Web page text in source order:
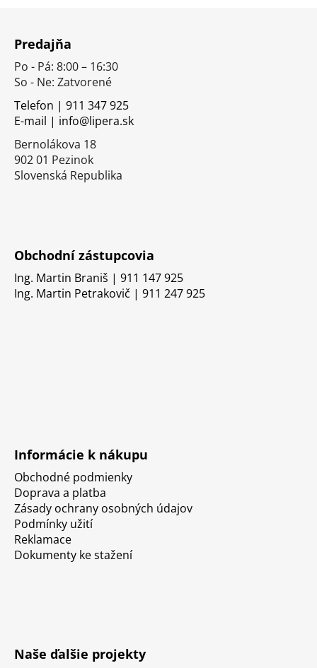
Predajňa
Po - Pá: 8:00 – 16:30
So - Ne: Zatvorené
Telefon | 911 347 925
E-mail | info@lipera.sk
Bernolákova 18
902 01 Pezinok
Slovenská Republika
Obchodní zástupcovia
Ing. Martin Braniš | 911 147 925
Ing. Martin Petrakovič | 911 247 925
Informácie k nákupu
Obchodné podmienky
Doprava a platba
Zásady ochrany osobných údajov
Podmínky užití
Reklamace
Dokumenty ke stažení
Naše ďalšie projekty